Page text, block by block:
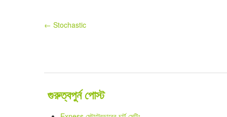
Post
← Stochastic
গুরুত্বপুর্ন পোস্ট